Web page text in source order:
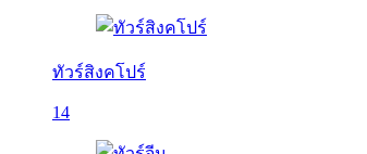
ทัวร์สิงคโปร์
14